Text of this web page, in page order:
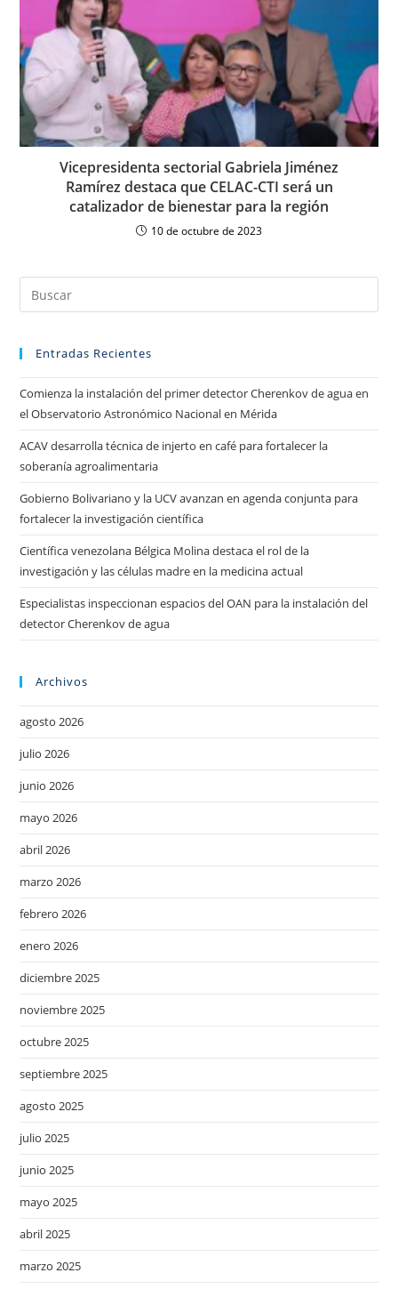
Vicepresidenta sectorial Gabriela Jiménez
Ramírez destaca que CELAC-CTI será un
catalizador de bienestar para la región
10 de octubre de 2023
Entradas Recientes
Comienza la instalación del primer detector Cherenkov de agua en
el Observatorio Astronómico Nacional en Mérida
ACAV desarrolla técnica de injerto en café para fortalecer la
soberanía agroalimentaria
Gobierno Bolivariano y la UCV avanzan en agenda conjunta para
fortalecer la investigación científica
Científica venezolana Bélgica Molina destaca el rol de la
investigación y las células madre en la medicina actual
Especialistas inspeccionan espacios del OAN para la instalación del
detector Cherenkov de agua
Archivos
agosto 2026
julio 2026
junio 2026
mayo 2026
abril 2026
marzo 2026
febrero 2026
enero 2026
diciembre 2025
noviembre 2025
octubre 2025
septiembre 2025
agosto 2025
julio 2025
junio 2025
mayo 2025
abril 2025
marzo 2025